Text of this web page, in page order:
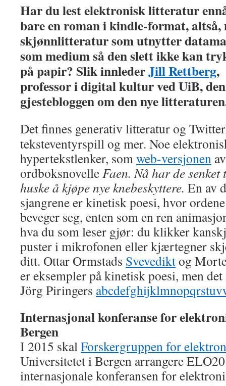
Har du lest elektronisk litteratur
bare en roman i kindle-format, altså,
skjønnlitteratur som utnytter
som medium så den slett ikke kan
på papir? Slik innlederJill Rettberg,
professor i digital kultur ved UiB,
gjestebloggen om den nye
Det finnes generativ litteratur og
teksteventyrspill og mer. Noe
hypertekstlenker, somweb-versjonen
ordboksnovelleFaen. Nå har de
huske å kjøpe nye knebeskyttere. En av
sjangrene er kinetisk poesi, hvor
beveger seg, enten som en ren
hva du som leser gjør: du klikker
puster i mikrofonen eller kjærtegner
ditt. Ottar Ormstads Svevediktog
er eksempler på kinetisk poesi, men
Jörg Piringers
Internasjonal konferanse for
Bergen
I 2015 skalForskergruppen for
Universitetet i Bergen arrangere
internasjonale konferansen for